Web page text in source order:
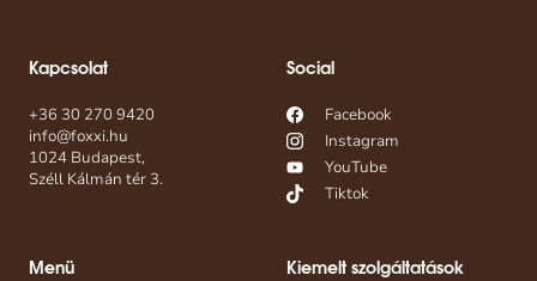
Kapcsolat
+36 30 270 9420
info@foxxi.hu
1024 Budapest,
Széll Kálmán tér 3.
Social
Facebook
Instagram
YouTube
Tiktok
Menü Kiemelt szolgáltatások